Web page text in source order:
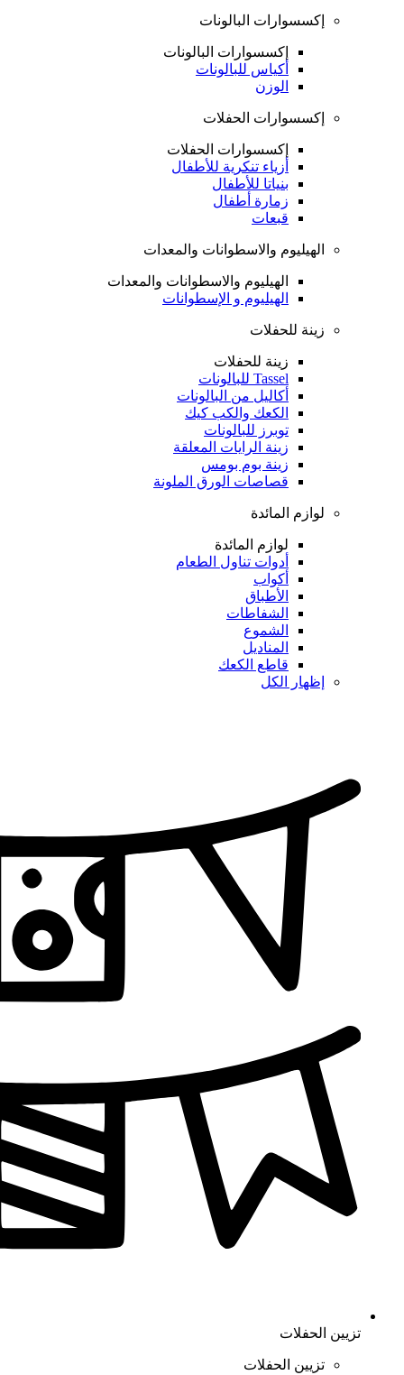
إكسسوارات البالونات
إكسسوارات البالونات
أكياس للبالونات
الوزن
إكسسوارات الحفلات
إكسسوارات الحفلات
أزياء تنكرية للأطفال
بنياتا للأطفال
زمارة أطفال
قبعات
الهيليوم والاسطوانات والمعدات
الهيليوم والاسطوانات والمعدات
الهيليوم و الإسطوانات
زينة للحفلات
زينة للحفلات
Tassel للبالونات
أكاليل من البالونات
الكعك والكب كيك
توبرز للبالونات
زينة الرايات المعلقة
زينة بوم بومس
قصاصات الورق الملونة
لوازم المائدة
لوازم المائدة
أدوات تناول الطعام
أكواب
الأطباق
الشفاطات
الشموع
المناديل
قاطع الكعك
إظهار الكل
تزيين الحفلات
تزيين الحفلات